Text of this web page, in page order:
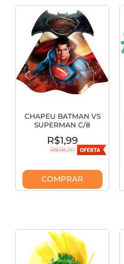
CHAPEU BATMAN VS
SUPERMAN C/8
R$1,99
R$18,20
COMPRAR